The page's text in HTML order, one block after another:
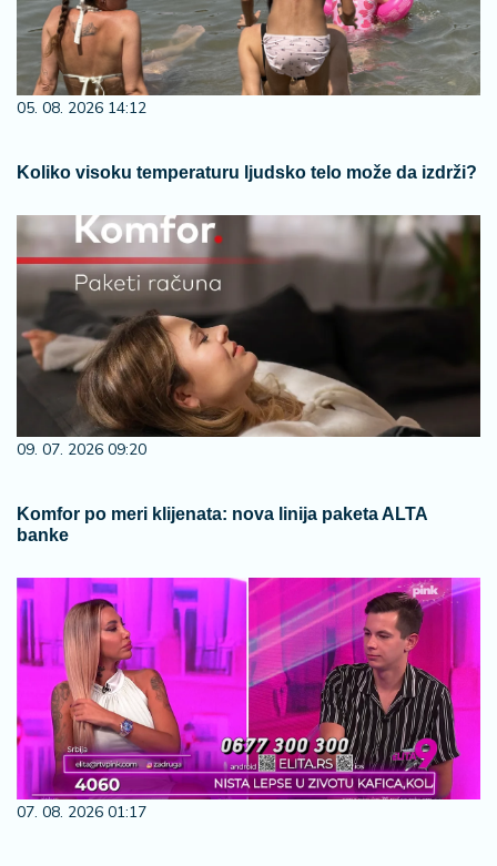
05. 08. 2026 14:12
Koliko visoku temperaturu ljudsko telo može da izdrži?
09. 07. 2026 09:20
Komfor po meri klijenata: nova linija paketa ALTA
banke
07. 08. 2026 01:17